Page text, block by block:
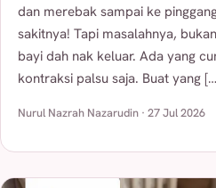
dan merebak sampai ke
sakitnya! Tapi masalahnya,
bayi dah nak keluar. Ada yang
kontraksi palsu saja. Buat yang
Nurul Nazrah Nazarudin · 27 Jul 2026